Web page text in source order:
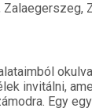
Zalaegerszeg,
invitálni,
Egy